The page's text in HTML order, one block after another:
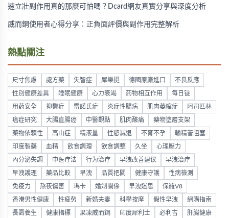
速立壯副作用真的那麼可怕嗎？Dcard網友真實分享與深度分析
威而鋼使用者心得分享：正負面評價與副作用完整解析
熱點關注
尺寸焦慮 處方藥 失智症 犀樂挺 德國原廠進口 不良反應
性別健康差異 睡眠健康 心力衰竭 药物相互作用 每日锭
用药安全 抑鬱症 雷諾氏症 炎症性腸病 肌肉萎縮症 阿司匹林
癌症研究 大腸直腸癌 中醫觀點 肌肉酸痛 藥物塗層支架
藥物依賴性 高山症 精液量 性慾減退 不育不孕 輸精管阻塞
印度製藥 血精 飲食調理 飲食調整 久坐 心理壓力
內分泌失調 中医疗法 行为治疗 早洩改善建议 早洩治疗
早洩護理 藥品比較 早洩 品質把關 健康守護 性病檢測
免疫力 熬夜傷害 瑪卡 婚姻關係 早洩迷思 保羅V8
香港男性健康 性疲勞 新婚夫妻 科學按摩 假性早洩 網購指南
長壽養生 健康指標 果凍威而鋼 印度犀利士 必利吉 肝臟健康